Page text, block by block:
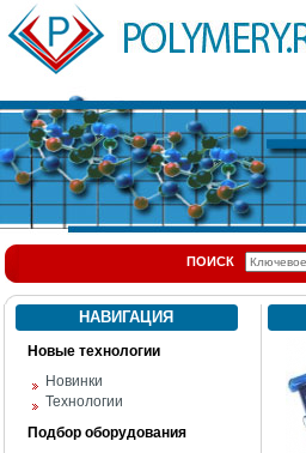
ПОИСК
НАВИГАЦИЯ
Новые технологии
Новинки
Технологии
Подбор оборудования